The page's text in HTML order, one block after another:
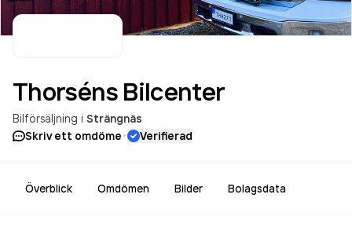
Thorséns Bilcenter
Bilförsäljning i Strängnäs
Skriv ett omdöme· Verifierad
Överblick Omdömen Bilder Bolagsdata